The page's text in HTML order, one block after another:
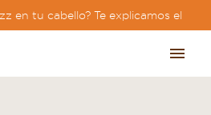
en tu cabello? Te explicamos el